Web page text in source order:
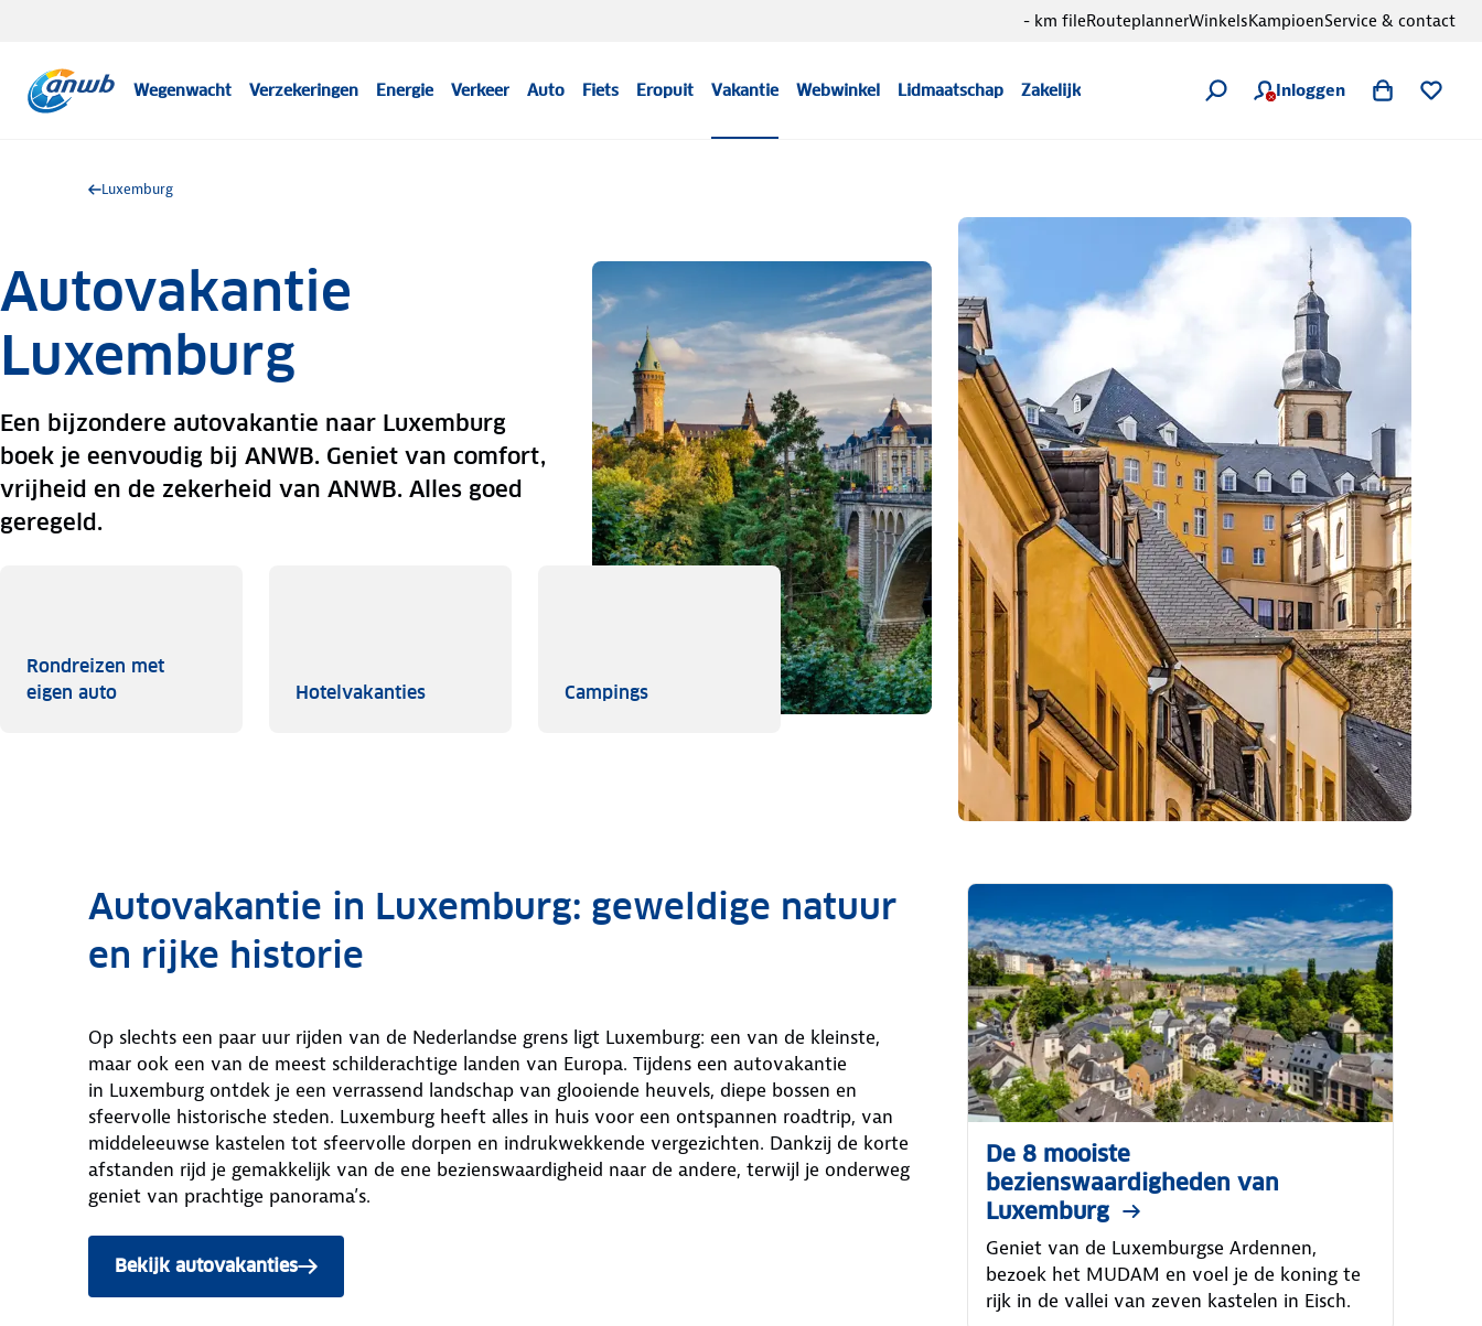
Wegenwacht Verzekeringen Energie Verkeer Auto Fiets Eropuit Vakantie Webwinkel Lidmaatschap Zakelijk Inloggen
- km fileRouteplannerWinkelsKampioenService & contact
Luxemburg
Autovakantie
Luxemburg
Een bijzondere autovakantie naar Luxemburg
boek je eenvoudig bij ANWB. Geniet van comfort,
vrijheid en de zekerheid van ANWB. Alles goed
geregeld.
Rondreizen met
eigen autoRondreizen met eigen autoHotelvakantiesHotelvakanties CampingsCampings
Autovakantie in Luxemburg: geweldige natuur
en rijke historie
Op slechts een paar uur rijden van de Nederlandse grens ligt Luxemburg: een van de kleinste,
maar ook een van de meest schilderachtige landen van Europa. Tijdens een autovakantie
in Luxemburg ontdek je een verrassend landschap van glooiende heuvels, diepe bossen en
sfeervolle historische steden. Luxemburg heeft alles in huis voor een ontspannen roadtrip, van
middeleeuwse kastelen tot sfeervolle dorpen en indrukwekkende vergezichten. Dankzij de korte
afstanden rijd je gemakkelijk van de ene bezienswaardigheid naar de andere, terwijl je onderweg
geniet van prachtige panorama’s.
Bekijk autovakanties
naar Luxemburg
De 8 mooiste
bezienswaardigheden van
Luxemburg
Geniet van de Luxemburgse Ardennen,
bezoek het MUDAM en voel je de koning te
rijk in de vallei van zeven kastelen in Eisch.